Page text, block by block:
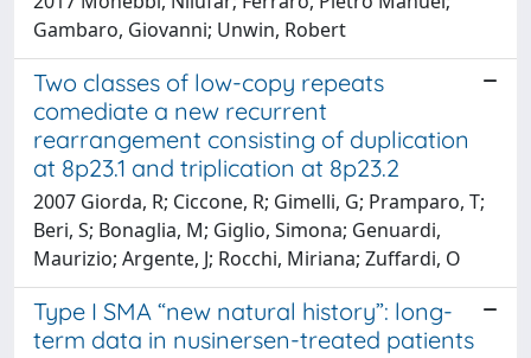
Gambaro, Giovanni; Unwin, Robert
Two classes of low-copy repeats
comediate a new recurrent
rearrangement consisting of duplication
at 8p23.1 and triplication at 8p23.2
2007 Giorda, R; Ciccone, R; Gimelli, G; Pramparo, T;
Beri, S; Bonaglia, M; Giglio, Simona; Genuardi,
Maurizio; Argente, J; Rocchi, Miriana; Zuffardi, O
Type I SMA “new natural history”: long-
term data in nusinersen-treated patients